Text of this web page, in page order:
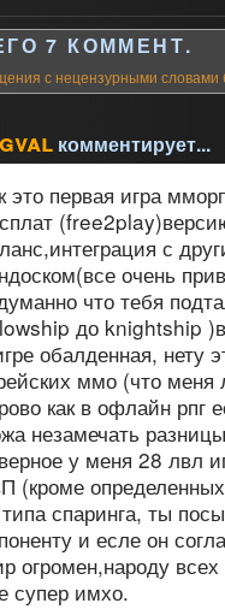
7 КОММЕНТ.
с нецензурными словами
комментирует...
это первая игра
с
очень
что тебя
до knightship
обалденная, нету
ммо (что меня
как в офлайн рпг
незамечать
у меня 28 лвл
(кроме
спаринга, ты
и есле он
огромен,народу
супер имхо.